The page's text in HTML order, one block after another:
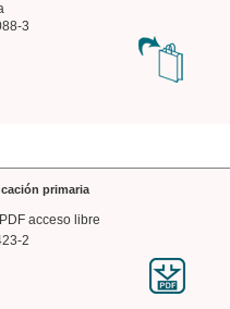
3
primaria
acceso libre
2